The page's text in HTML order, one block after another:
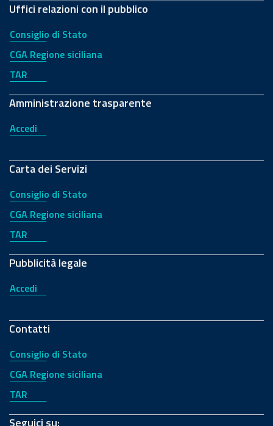
Uffici relazioni con il pubblico
Consiglio di Stato
CGA Regione siciliana
TAR
Amministrazione trasparente
Accedi
Carta dei Servizi
Consiglio di Stato
CGA Regione siciliana
TAR
Pubblicità legale
Accedi
Contatti
Consiglio di Stato
CGA Regione siciliana
TAR
Seguici su: